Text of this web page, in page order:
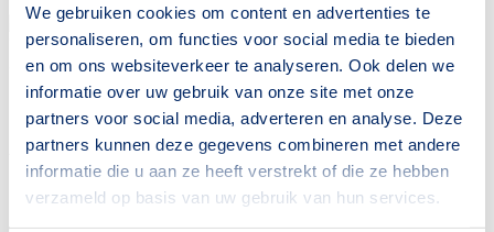
We gebruiken cookies om content en advertenties te
personaliseren, om functies voor social media te bieden
en om ons websiteverkeer te analyseren. Ook delen we
informatie over uw gebruik van onze site met onze
partners voor social media, adverteren en analyse. Deze
partners kunnen deze gegevens combineren met andere
informatie die u aan ze heeft verstrekt of die ze hebben
verzameld op basis van uw gebruik van hun services.
° 01-03-2022Stalliongrey
Jumping
SAMMY S PLEASURE FAN E FIVE
AVENGER Z x GRAND SLAM VDL
Netherlands
€4250